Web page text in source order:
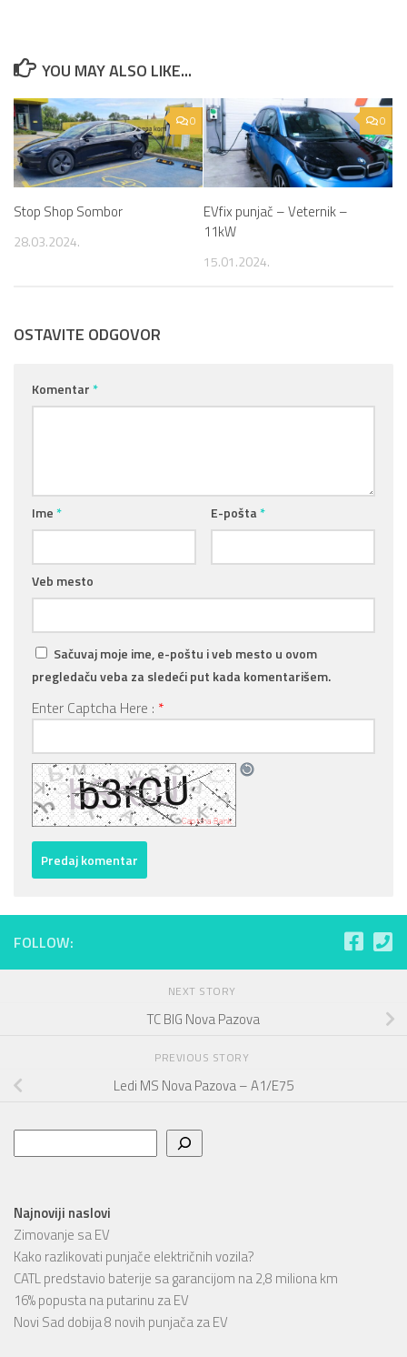
YOU MAY ALSO LIKE...
0
Stop Shop Sombor
28.03.2024.
0
EVfix punjač – Veternik –
11kW
15.01.2024.
OSTAVITE ODGOVOR
Komentar*
Ime* E-pošta*
Veb mesto
Sačuvaj moje ime, e-poštu i veb mesto u ovom
pregledaču veba za sledeći put kada komentarišem.
Enter Captcha Here : *
FOLLOW:
NEXT STORY
TC BIG Nova Pazova
PREVIOUS STORY
Ledi MS Nova Pazova – A1/E75
Najnoviji naslovi
Zimovanje sa EV
Kako razlikovati punjače električnih vozila?
CATL predstavio baterije sa garancijom na 2,8 miliona km
16% popusta na putarinu za EV
Novi Sad dobija 8 novih punjača za EV